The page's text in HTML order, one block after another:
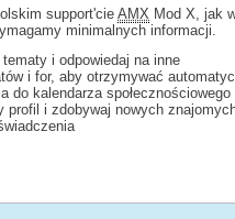
support'cieAMX Mod X, jak
minimalnych informacji.
i odpowiedaj na inne
i for, aby otrzymywać
do kalendarza społecznościowego
profil i zdobywaj nowych